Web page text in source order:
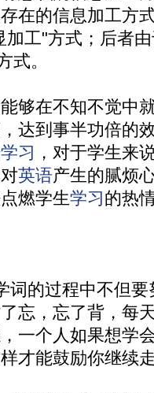
在的信息加工方
工"方式；后者
式。
在不知不觉中
达到事半功倍的
学习 ，对于学生来
英语产生的腻烦
燃学生学习的热
的过程中不但要
忘，忘了背，每
一个人如果想学
才能鼓励你继续